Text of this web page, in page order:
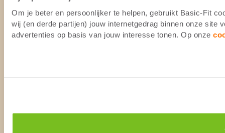
Om je beter en persoonlijker te helpen, gebruikt Basic-Fit
wij (en derde partijen) jouw internetgedrag binnen onze site
advertenties op basis van jouw interesse tonen. Op onze